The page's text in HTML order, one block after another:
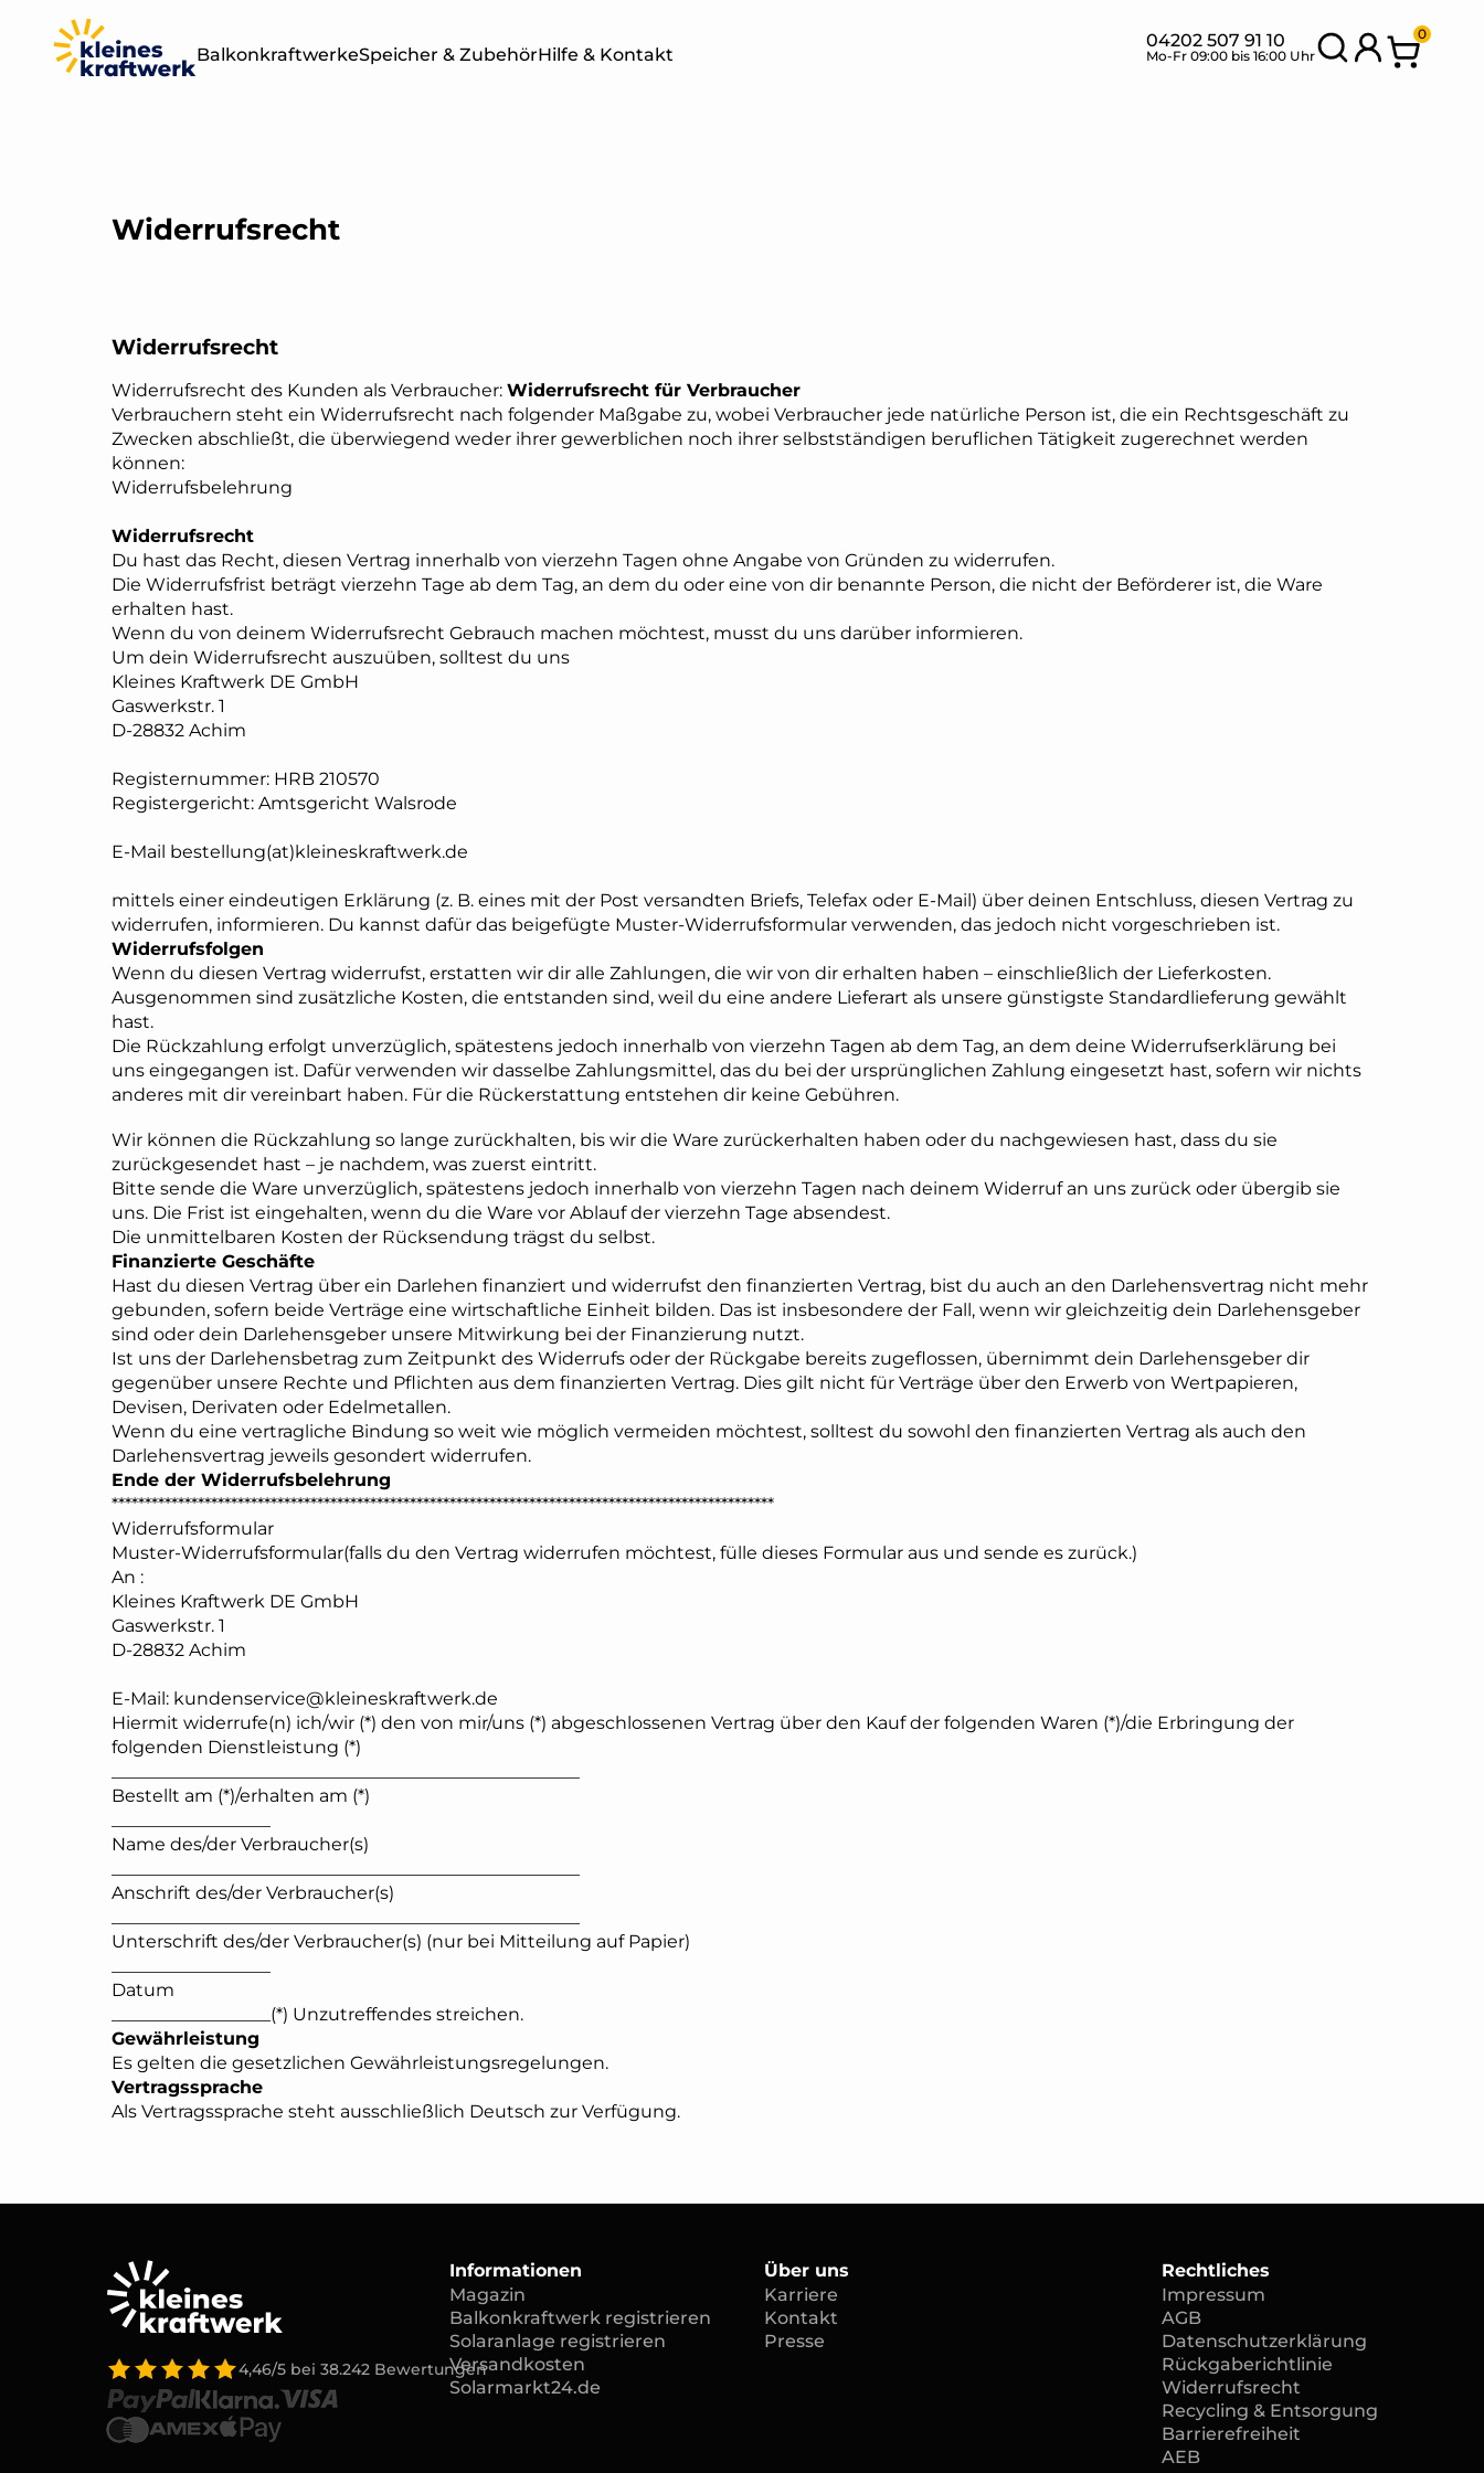
Balkonkraftwerke
400W
1000W
1500W
2000W
4000W
BALKONKRAFTWERKE
OHNE SPEICHER
Speicher & ZubehörHilfe & Kontakt
04202 507 91 10
Mo-Fr 09:00 bis 16:00 Uhr
0
Widerrufsrecht
Widerrufsrecht
Widerrufsrecht des Kunden als Verbraucher: Widerrufsrecht für Verbraucher
Verbrauchern steht ein Widerrufsrecht nach folgender Maßgabe zu, wobei Verbraucher jede natürliche Person ist, die ein Rechtsgeschäft zu
Zwecken abschließt, die überwiegend weder ihrer gewerblichen noch ihrer selbstständigen beruflichen Tätigkeit zugerechnet werden
können:
Widerrufsbelehrung
Widerrufsrecht
Du hast das Recht, diesen Vertrag innerhalb von vierzehn Tagen ohne Angabe von Gründen zu widerrufen.
Die Widerrufsfrist beträgt vierzehn Tage ab dem Tag, an dem du oder eine von dir benannte Person, die nicht der Beförderer ist, die Ware
erhalten hast.
Wenn du von deinem Widerrufsrecht Gebrauch machen möchtest, musst du uns darüber informieren.
Um dein Widerrufsrecht auszuüben, solltest du uns
Kleines Kraftwerk DE GmbH
Gaswerkstr. 1
D-28832 Achim
Registernummer: HRB 210570
Registergericht: Amtsgericht Walsrode
E-Mail bestellung(at)kleineskraftwerk.de
mittels einer eindeutigen Erklärung (z. B. eines mit der Post versandten Briefs, Telefax oder E-Mail) über deinen Entschluss, diesen Vertrag zu
widerrufen, informieren. Du kannst dafür das beigefügte Muster-Widerrufsformular verwenden, das jedoch nicht vorgeschrieben ist.
Widerrufsfolgen
Wenn du diesen Vertrag widerrufst, erstatten wir dir alle Zahlungen, die wir von dir erhalten haben – einschließlich der Lieferkosten.
Ausgenommen sind zusätzliche Kosten, die entstanden sind, weil du eine andere Lieferart als unsere günstigste Standardlieferung gewählt
hast.
Die Rückzahlung erfolgt unverzüglich, spätestens jedoch innerhalb von vierzehn Tagen ab dem Tag, an dem deine Widerrufserklärung bei
uns eingegangen ist. Dafür verwenden wir dasselbe Zahlungsmittel, das du bei der ursprünglichen Zahlung eingesetzt hast, sofern wir nichts
anderes mit dir vereinbart haben. Für die Rückerstattung entstehen dir keine Gebühren.
Wir können die Rückzahlung so lange zurückhalten, bis wir die Ware zurückerhalten haben oder du nachgewiesen hast, dass du sie
zurückgesendet hast – je nachdem, was zuerst eintritt.
Bitte sende die Ware unverzüglich, spätestens jedoch innerhalb von vierzehn Tagen nach deinem Widerruf an uns zurück oder übergib sie
uns. Die Frist ist eingehalten, wenn du die Ware vor Ablauf der vierzehn Tage absendest.
Die unmittelbaren Kosten der Rücksendung trägst du selbst.
Finanzierte Geschäfte
Hast du diesen Vertrag über ein Darlehen finanziert und widerrufst den finanzierten Vertrag, bist du auch an den Darlehensvertrag nicht mehr
gebunden, sofern beide Verträge eine wirtschaftliche Einheit bilden. Das ist insbesondere der Fall, wenn wir gleichzeitig dein Darlehensgeber
sind oder dein Darlehensgeber unsere Mitwirkung bei der Finanzierung nutzt.
Ist uns der Darlehensbetrag zum Zeitpunkt des Widerrufs oder der Rückgabe bereits zugeflossen, übernimmt dein Darlehensgeber dir
gegenüber unsere Rechte und Pflichten aus dem finanzierten Vertrag. Dies gilt nicht für Verträge über den Erwerb von Wertpapieren,
Devisen, Derivaten oder Edelmetallen.
Wenn du eine vertragliche Bindung so weit wie möglich vermeiden möchtest, solltest du sowohl den finanzierten Vertrag als auch den
Darlehensvertrag jeweils gesondert widerrufen.
Ende der Widerrufsbelehrung
****************************************************************************************************
Widerrufsformular
Muster-Widerrufsformular(falls du den Vertrag widerrufen möchtest, fülle dieses Formular aus und sende es zurück.)
An :
Kleines Kraftwerk DE GmbH
Gaswerkstr. 1
D-28832 Achim
E-Mail: kundenservice@kleineskraftwerk.de
Hiermit widerrufe(n) ich/wir (*) den von mir/uns (*) abgeschlossenen Vertrag über den Kauf der folgenden Waren (*)/die Erbringung der
folgenden Dienstleistung (*)
Bestellt am (*)/erhalten am (*)
Name des/der Verbraucher(s)
Anschrift des/der Verbraucher(s)
Unterschrift des/der Verbraucher(s) (nur bei Mitteilung auf Papier)
Datum
__________________(*) Unzutreffendes streichen.
Gewährleistung
Es gelten die gesetzlichen Gewährleistungsregelungen.
Vertragssprache
Als Vertragssprache steht ausschließlich Deutsch zur Verfügung.
4,46/5 bei 38.242 Bewertungen
Informationen
Magazin
Balkonkraftwerk registrieren
Solaranlage registrieren
Versandkosten
Solarmarkt24.de
Über uns
Karriere
Kontakt
Presse
Rechtliches
Impressum
AGB
Datenschutzerklärung
Rückgaberichtlinie
Widerrufsrecht
Recycling & Entsorgung
Barrierefreiheit
AEB